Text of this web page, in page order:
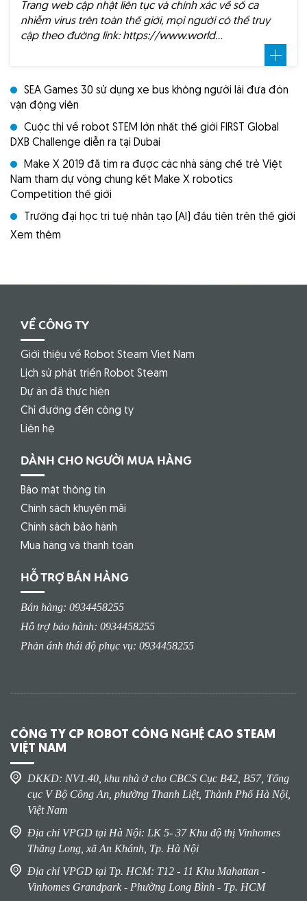
Trang web cập nhật liên tục và chính xác về số ca
nhiễm virus trên toàn thế giới, mọi người có thể truy
cập theo đường link: https://www.world…
SEA Games 30 sử dụng xe bus không người lái đưa đón
vận động viên
Cuộc thi về robot STEM lớn nhất thế giới FIRST Global
DXB Challenge diễn ra tại Dubai
Make X 2019 đã tìm ra được các nhà sáng chế trẻ Việt
Nam tham dự vòng chung kết Make X robotics
Competition thế giới
Trường đại học trí tuệ nhân tạo (AI) đầu tiên trên thế giới
Xem thêm
VỀ CÔNG TY
Giới thiệu về Robot Steam Viet Nam
Lịch sử phát triển Robot Steam
Dự án đã thực hiện
Chỉ đường đến công ty
Liên hệ
DÀNH CHO NGƯỜI MUA HÀNG
Bảo mật thông tin
Chính sách khuyến mãi
Chính sách bảo hành
Mua hàng và thanh toán
HỖ TRỢ BÁN HÀNG
Bán hàng: 0934458255
Hỗ trợ bảo hành: 0934458255
Phản ánh thái độ phục vụ: 0934458255
CÔNG TY CP ROBOT CÔNG NGHỆ CAO STEAM
VIỆT NAM
DKKD: NV1.40, khu nhà ở cho CBCS Cục B42, B57, Tổng
cục V Bộ Công An, phường Thanh Liệt, Thành Phố Hà Nội,
Việt Nam
Địa chỉ VPGD tại Hà Nội: LK 5- 37 Khu độ thị Vinhomes
Thăng Long, xã An Khánh, Tp. Hà Nội
Địa chỉ VPGD tại Tp. HCM: T12 - 11 Khu Mahattan -
Vinhomes Grandpark - Phường Long Bình - Tp. HCM